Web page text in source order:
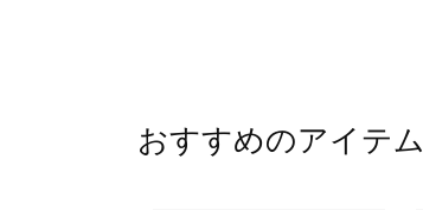
おすすめのアイテム